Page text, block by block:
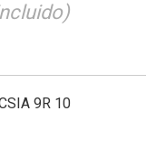
9R 10